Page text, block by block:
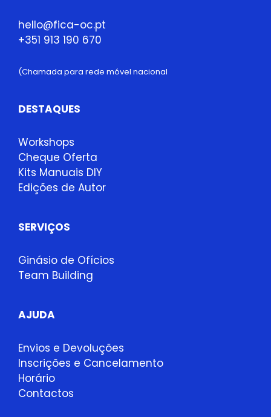
hello@fica-oc.pt
+351 913 190 670
(Chamada para rede móvel nacional
DESTAQUES
Workshops
Cheque Oferta
Kits Manuais DIY
Edições de Autor
SERVIÇOS
Ginásio de Ofícios
Team Building
AJUDA
Envios e Devoluções
Inscrições e Cancelamento
Horário
Contactos